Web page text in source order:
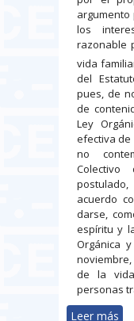
los
razonable
vida
del
pues, de
de
Ley
efectiva de
no
acuerdo
darse,
espíritu y
Orgánica
de la
personas
Leer más